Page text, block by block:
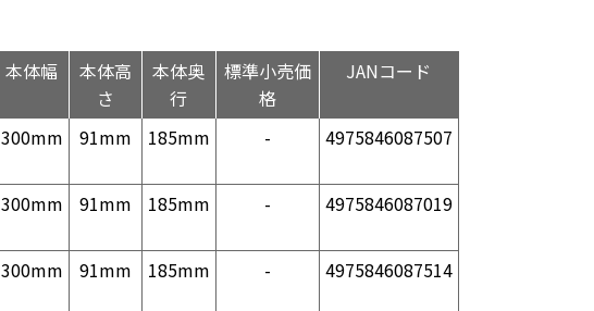
本体幅
本体高
さ
本体奥
行
標準小売価
格
JANコード
300mm 91mm 185mm - 4975846087507
300mm 91mm 185mm - 4975846087019
300mm 91mm 185mm - 4975846087514